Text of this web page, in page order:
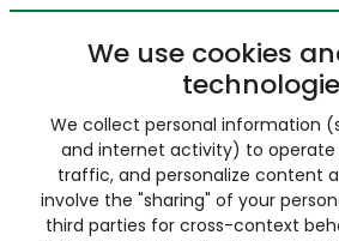
We use cookies
We collect personal information
and internet activity) to operate
traffic, and personalize content
involve the "sharing" of your
third parties for cross-context